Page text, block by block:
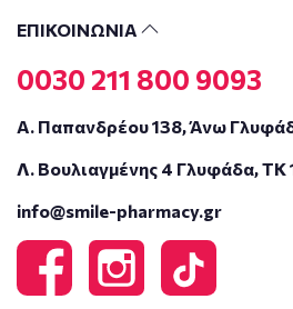
ΕΠΙΚΟΙΝΩΝΙΑ
0030 211 800 9093
Α. Παπανδρέου 138, Άνω
Λ. Βουλιαγμένης 4 Γλυφάδα, ΤΚ
info@smile-pharmacy.gr